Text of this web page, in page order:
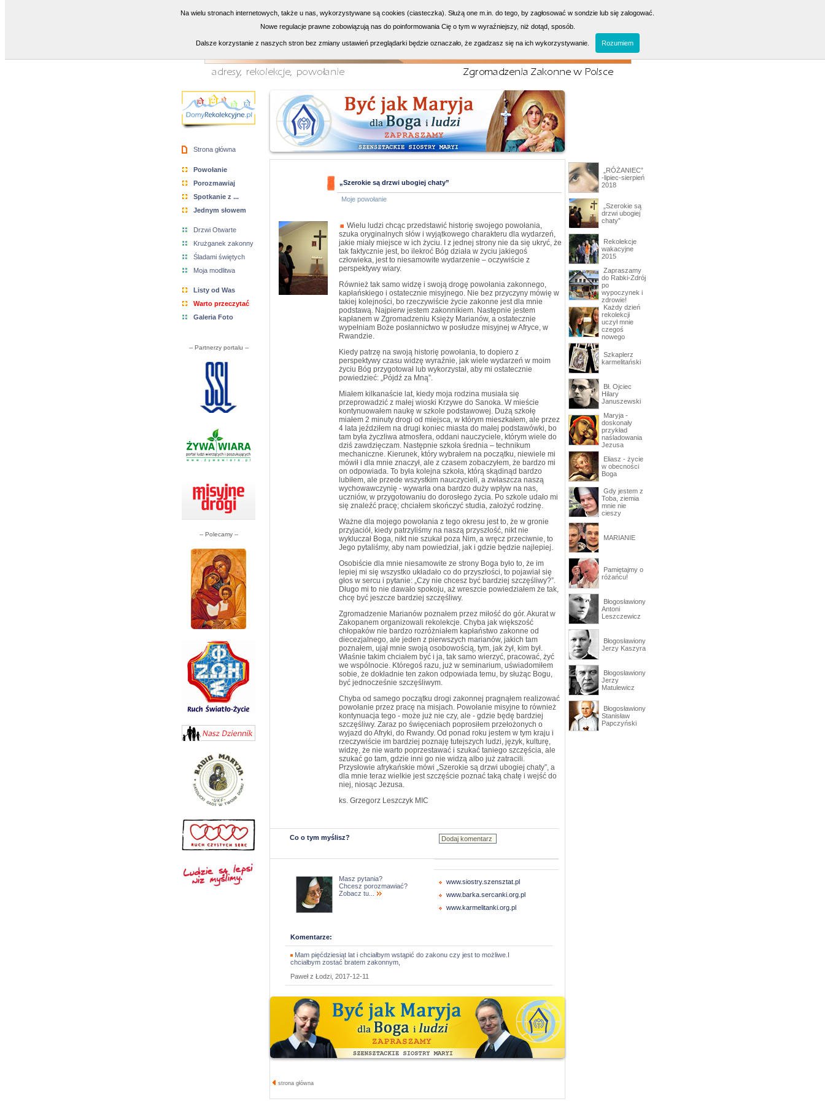
Strona główna
Powołanie
Porozmawiaj
Spotkanie z ...
Jednym słowem
Drzwi Otwarte
Krużganek zakonny
Śladami świętych
Moja modlitwa
Listy od Was
Warto przeczytać
Galeria Foto
-- Partnerzy portalu --
-- Polecamy --
„Szerokie są drzwi ubogiej chaty”
Moje powołanie
Wielu ludzi chcąc przedstawić historię swojego powołania,
szuka oryginalnych słów i wyjątkowego charakteru dla wydarzeń,
jakie miały miejsce w ich życiu. I z jednej strony nie da się ukryć, że
tak faktycznie jest, bo ilekroć Bóg działa w życiu jakiegoś
człowieka, jest to niesamowite wydarzenie – oczywiście z
perspektywy wiary.
Również tak samo widzę i swoją drogę powołania zakonnego,
kapłańskiego i ostatecznie misyjnego. Nie bez przyczyny mówię w
takiej kolejności, bo rzeczywiście życie zakonne jest dla mnie
podstawą. Najpierw jestem zakonnikiem. Następnie jestem
kapłanem w Zgromadzeniu Księży Marianów, a ostatecznie
wypełniam Boże posłannictwo w posłudze misyjnej w Afryce, w
Rwandzie.
Kiedy patrzę na swoją historię powołania, to dopiero z
perspektywy czasu widzę wyraźnie, jak wiele wydarzeń w moim
życiu Bóg przygotował lub wykorzystał, aby mi ostatecznie
powiedzieć: „Pójdź za Mną”.
Miałem kilkanaście lat, kiedy moja rodzina musiała się
przeprowadzić z małej wioski Krzywe do Sanoka. W mieście
kontynuowałem naukę w szkole podstawowej. Dużą szkołę
miałem 2 minuty drogi od miejsca, w którym mieszkałem, ale przez
4 lata jeździłem na drugi koniec miasta do małej podstawówki, bo
tam była życzliwa atmosfera, oddani nauczyciele, którym wiele do
dziś zawdzięczam. Następnie szkoła średnia – technikum
mechaniczne. Kierunek, który wybrałem na początku, niewiele mi
mówił i dla mnie znaczył, ale z czasem zobaczyłem, że bardzo mi
on odpowiada. To była kolejna szkoła, którą skądinąd bardzo
lubiłem, ale przede wszystkim nauczycieli, a zwłaszcza naszą
wychowawczynię - wywarła ona bardzo duży wpływ na nas,
uczniów, w przygotowaniu do dorosłego życia. Po szkole udało mi
się znaleźć pracę; chciałem skończyć studia, założyć rodzinę.
Ważne dla mojego powołania z tego okresu jest to, że w gronie
przyjaciół, kiedy patrzyliśmy na naszą przyszłość, nikt nie
wykluczał Boga, nikt nie szukał poza Nim, a wręcz przeciwnie, to
Jego pytaliśmy, aby nam powiedział, jak i gdzie będzie najlepiej.
Osobiście dla mnie niesamowite ze strony Boga było to, że im
lepiej mi się wszystko układało co do przyszłości, to pojawiał się
głos w sercu i pytanie: „Czy nie chcesz być bardziej szczęśliwy?”.
Długo mi to nie dawało spokoju, aż wreszcie powiedziałem że tak,
chcę być jeszcze bardziej szczęśliwy.
Zgromadzenie Marianów poznałem przez miłość do gór. Akurat w
Zakopanem organizowali rekolekcje. Chyba jak większość
chłopaków nie bardzo rozróżniałem kapłaństwo zakonne od
diecezjalnego, ale jeden z pierwszych marianów, jakich tam
poznałem, ujął mnie swoją osobowością, tym, jak żył, kim był.
Właśnie takim chciałem być i ja, tak samo wierzyć, pracować, żyć
we wspólnocie. Któregoś razu, już w seminarium, uświadomiłem
sobie, że dokładnie ten zakon odpowiada temu, by służąc Bogu,
być jednocześnie szczęśliwym.
Chyba od samego początku drogi zakonnej pragnąłem realizować
powołanie przez pracę na misjach. Powołanie misyjne to również
kontynuacja tego - może już nie czy, ale - gdzie będę bardziej
szczęśliwy. Zaraz po święceniach poprosiłem przełożonych o
wyjazd do Afryki, do Rwandy. Od ponad roku jestem w tym kraju i
rzeczywiście im bardziej poznaję tutejszych ludzi, język, kulturę,
widzę, że nie warto poprzestawać i szukać taniego szczęścia, ale
szukać go tam, gdzie inni go nie widzą albo już zatracili.
Przysłowie afrykańskie mówi „Szerokie są drzwi ubogiej chaty”, a
dla mnie teraz wielkie jest szczęście poznać taką chatę i wejść do
niej, niosąc Jezusa.
ks. Grzegorz Leszczyk MIC
Co o tym myślisz?
Masz pytania?
Chcesz porozmawiać?
Zobacz tu...
www.siostry.szensztat.pl
www.barka.sercanki.org.pl
www.karmelitanki.org.pl
Komentarze:
Mam pięćdziesiąt lat i chciałbym wstąpić do zakonu czy jest to możliwe.I
chciałbym zostać bratem zakonnym,
Paweł z Łodzi, 2017-12-11
strona główna
„RÓŻANIEC”
-lipiec-sierpień
2018
„Szerokie są
drzwi ubogiej
chaty”
Rekolekcje
wakacyjne
2015
Zapraszamy
do Rabki-Zdrój
po
wypoczynek i
zdrowie!
Każdy dzień
rekolekcji
uczył mnie
czegoś
nowego
Szkaplerz
karmelitański
Bł. Ojciec
Hilary
Januszewski
Maryja -
doskonały
przykład
naśladowania
Jezusa
Eliasz - życie
w obecności
Boga
Gdy jestem z
Toba, ziemia
mnie nie
cieszy
MARIANIE
Pamiętajmy o
różańcu!
Błogosławiony
Antoni
Leszczewicz
Błogosławiony
Jerzy Kaszyra
Błogosławiony
Jerzy
Matulewicz
Błogosławiony
Stanisław
Papczyński
Na wielu stronach internetowych, także u nas, wykorzystywane są cookies (ciasteczka). Służą one m.in. do tego, by zagłosować w sondzie lub się zalogować.
Nowe regulacje prawne zobowiązują nas do poinformowania Cię o tym w wyraźniejszy, niż dotąd, sposób.
Dalsze korzystanie z naszych stron bez zmiany ustawień przeglądarki będzie oznaczało, że zgadzasz się na ich wykorzystywanie. Rozumiem